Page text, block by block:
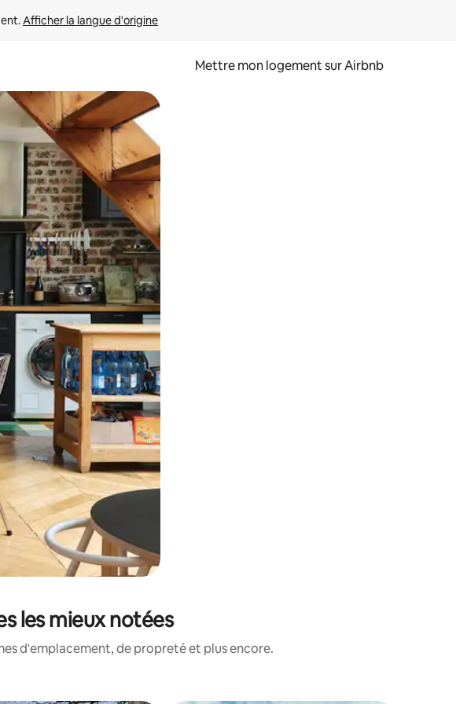
Afficher la langue d'origine
Mettre mon logement sur Airbnb
appuyant et en faisant glisser.
les mieux notées
d'emplacement, de propreté et plus encore.